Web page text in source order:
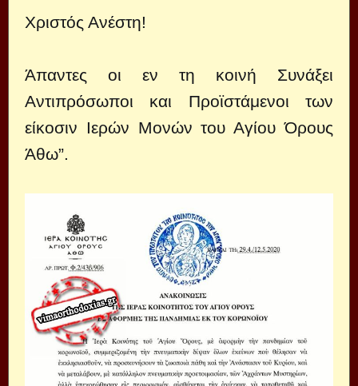
Χριστός Ανέστη!
Άπαντες οι εν τη κοινή Συνάξει
Αντιπρόσωποι και Προϊστάμενοι των
είκοσιν Ιερών Μονών του Αγίου Όρους
Άθω”.